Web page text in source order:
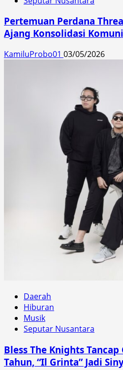
Pertemuan Perdana
Ajang Konsolidasi
KamiluProbo01 03/05/2026
Daerah
Hiburan
Musik
Seputar Nusantara
Bless The Knights Tancap
Tahun, “Il Grinta” Jadi